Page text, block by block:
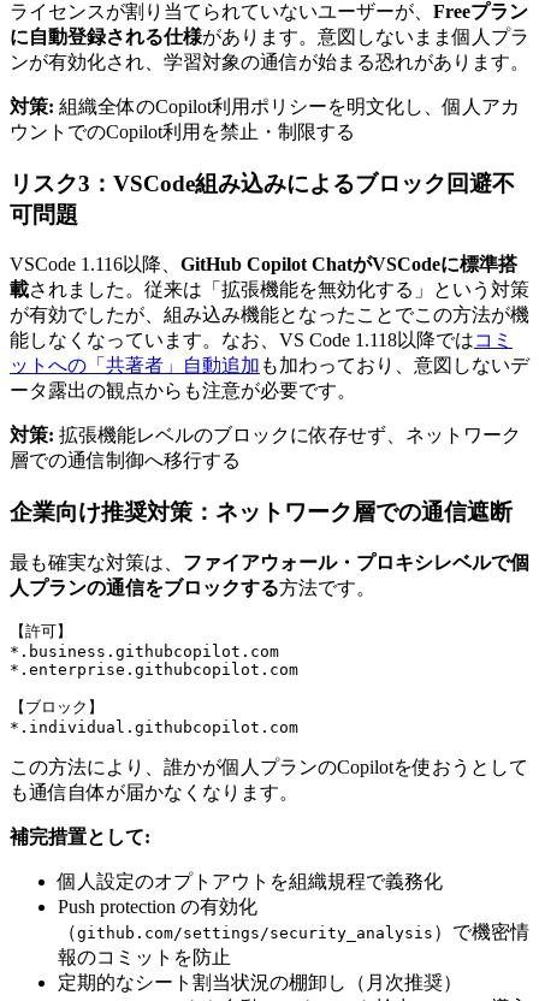
ライセンスが割り当てられていないユーザーが、 Freeプラン
に自動登録される仕様があります。意図しないまま個人プラ
ンが有効化され、学習対象の通信が始まる恐れがあります。
対策: 組織全体のCopilot利用ポリシーを明文化し、個人アカ
ウントでのCopilot利用を禁止・制限する
リスク3：VSCode組み込みによるブロック回避不
可問題
VSCode 1.116以降、 GitHub Copilot ChatがVSCodeに標準搭
載されました。従来は「拡張機能を無効化する」という対策
が有効でしたが、組み込み機能となったことでこの方法が機
能しなくなっています。なお、VS Code 1.118以降ではコミ
ットへの「共著者」自動追加 も加わっており、意図しないデ
ータ露出の観点からも注意が必要です。
対策: 拡張機能レベルのブロックに依存せず、ネットワーク
層での通信制御へ移行する
企業向け推奨対策：ネットワーク層での通信遮断
最も確実な対策は、 ファイアウォール・プロキシレベルで個
人プランの通信をブロックする方法です。
【許可】
*.business.githubcopilot.com
*.enterprise.githubcopilot.com
【ブロック】
*.individual.githubcopilot.com
この方法により、誰かが個人プランのCopilotを使おうとして
も通信自体が届かなくなります。
補完措置として:
個人設定のオプトアウトを組織規程で義務化
Push protection の有効化
（github.com/settings/security_analysis ）で機密情
報のコミットを防止
定期的なシート割当状況の棚卸し（月次推奨）